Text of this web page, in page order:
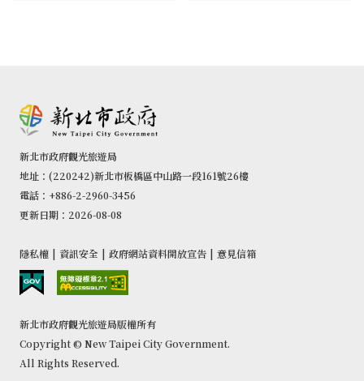
新北市政府觀光旅遊局
地址：(220242)新北市板橋區中山路一段161號26樓
電話：+886-2-2960-3456
更新日期：2026-08-08
隱私權 | 資訊安全 | 政府網站資料開放宣告 | 意見信箱
新北市政府觀光旅遊局版權所有
Copyright © New Taipei City Government.
All Rights Reserved.